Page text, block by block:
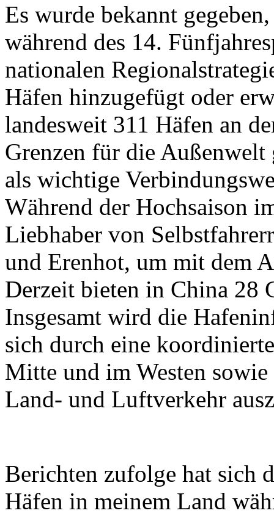
Es wurde bekannt
während des 14.
nationalen
Häfen hinzugefügt oder
landesweit 311 Häfen an
Grenzen für die
als wichtige
Während der Hochsaison
Liebhaber von
und Erenhot, um mit dem
Derzeit bieten in China 28
Insgesamt wird die
sich durch eine
Mitte und im Westen
Land- und Luftverkehr
Berichten zufolge hat sich
Häfen in meinem Land